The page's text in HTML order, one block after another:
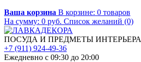
Ваша корзина В корзине: 0 товаров
На сумму: 0 руб. Список желаний (0)
ПОСУДА И ПРЕДМЕТЫ ИНТЕРЬЕРА
+7 (911) 924-49-36
Ежедневно с 09:30 до 20:00